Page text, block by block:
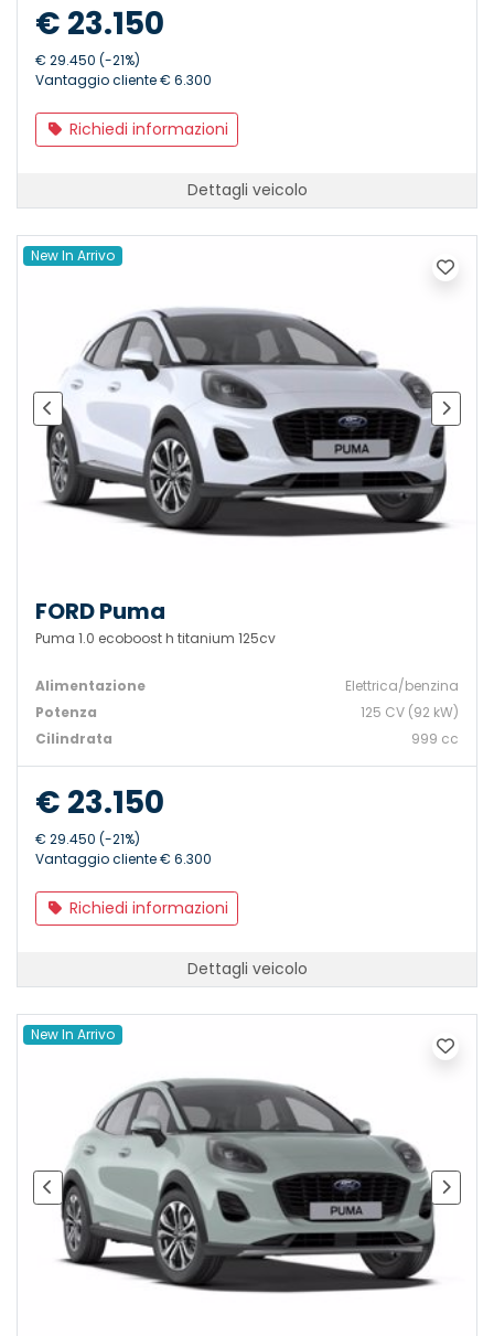
€ 23.150
€ 29.450 (-21%)
Vantaggio cliente € 6.300
Richiedi informazioni
Dettagli veicolo
New In Arrivo
FORD Puma
Puma 1.0 ecoboost h titanium 125cv
Alimentazione
Elettrica/benzina
Potenza
125 CV (92 kW)
Cilindrata
999 cc
€ 23.150
€ 29.450 (-21%)
Vantaggio cliente € 6.300
Richiedi informazioni
Dettagli veicolo
New In Arrivo